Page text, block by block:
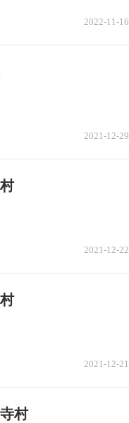
2022-11-16
2021-12-29
2021-12-22
2021-12-21
村